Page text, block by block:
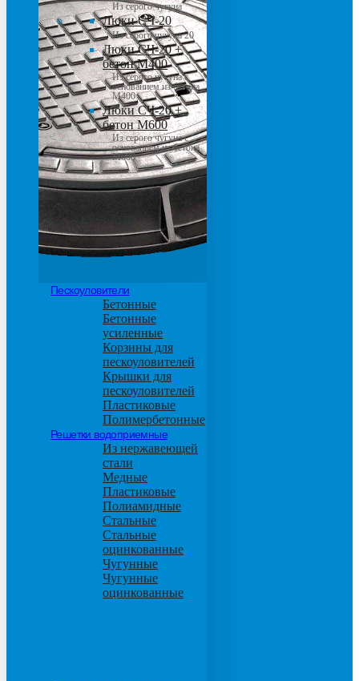
Из серого чугуна
Люки СЧ-20
Из серого чугуна 20
Люки СЧ-20 +
бетон М400
Из серого чугуна с
основанием из бетона
М400
Люки СЧ-20 +
бетон М600
Из серого чугуна с
основанием из бетона
М600
Пескоуловители
Бетонные
Бетонные
усиленные
Корзины для
пескоуловителей
Крышки для
пескоуловителей
Пластиковые
Полимербетонные
Решетки водоприемные
Из нержавеющей
стали
Медные
Пластиковые
Полиамидные
Стальные
Стальные
оцинкованные
Чугунные
Чугунные
оцинкованные